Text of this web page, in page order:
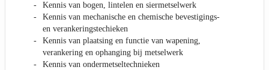
Kennis van bogen, lintelen en siermetselwerk
Kennis van mechanische en chemische bevestigings-
en verankeringstechieken
Kennis van plaatsing en functie van wapening,
verankering en ophanging bij metselwerk
Kennis van ondermetseltechnieken